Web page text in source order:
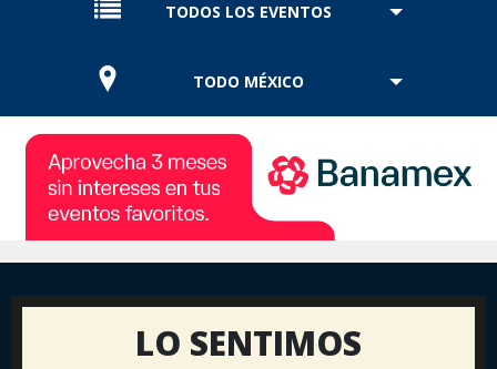
TODOS LOS EVENTOS
TODO MÉXICO
LO SENTIMOS